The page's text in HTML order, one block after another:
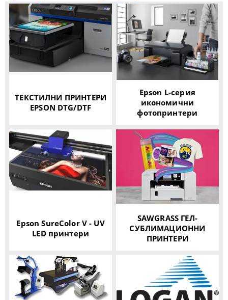
ТЕКСТИЛНИ ПРИНТЕРИ
EPSON DTG/DTF
Epson L-серия
икономични
фотопринтери
Epson SureColor V - UV
LED принтери
SAWGRASS ГЕЛ-
СУБЛИМАЦИОННИ
ПРИНТЕРИ